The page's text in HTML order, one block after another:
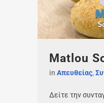
Matlou
in Απευθείας,
Δείτε την